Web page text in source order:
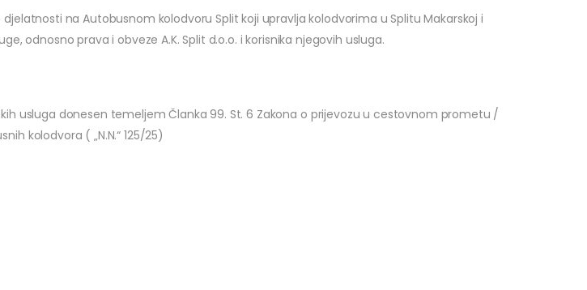
na Autobusnom kolodvoru Split koji upravlja kolodvorima u Splitu Makarskoj i
odnosno prava i obveze A.K. Split d.o.o. i korisnika njegovih usluga.
usluga donesen temeljem Članka 99. St. 6 Zakona o prijevozu u cestovnom prometu /
kolodvora ( „N.N.“ 125/25)